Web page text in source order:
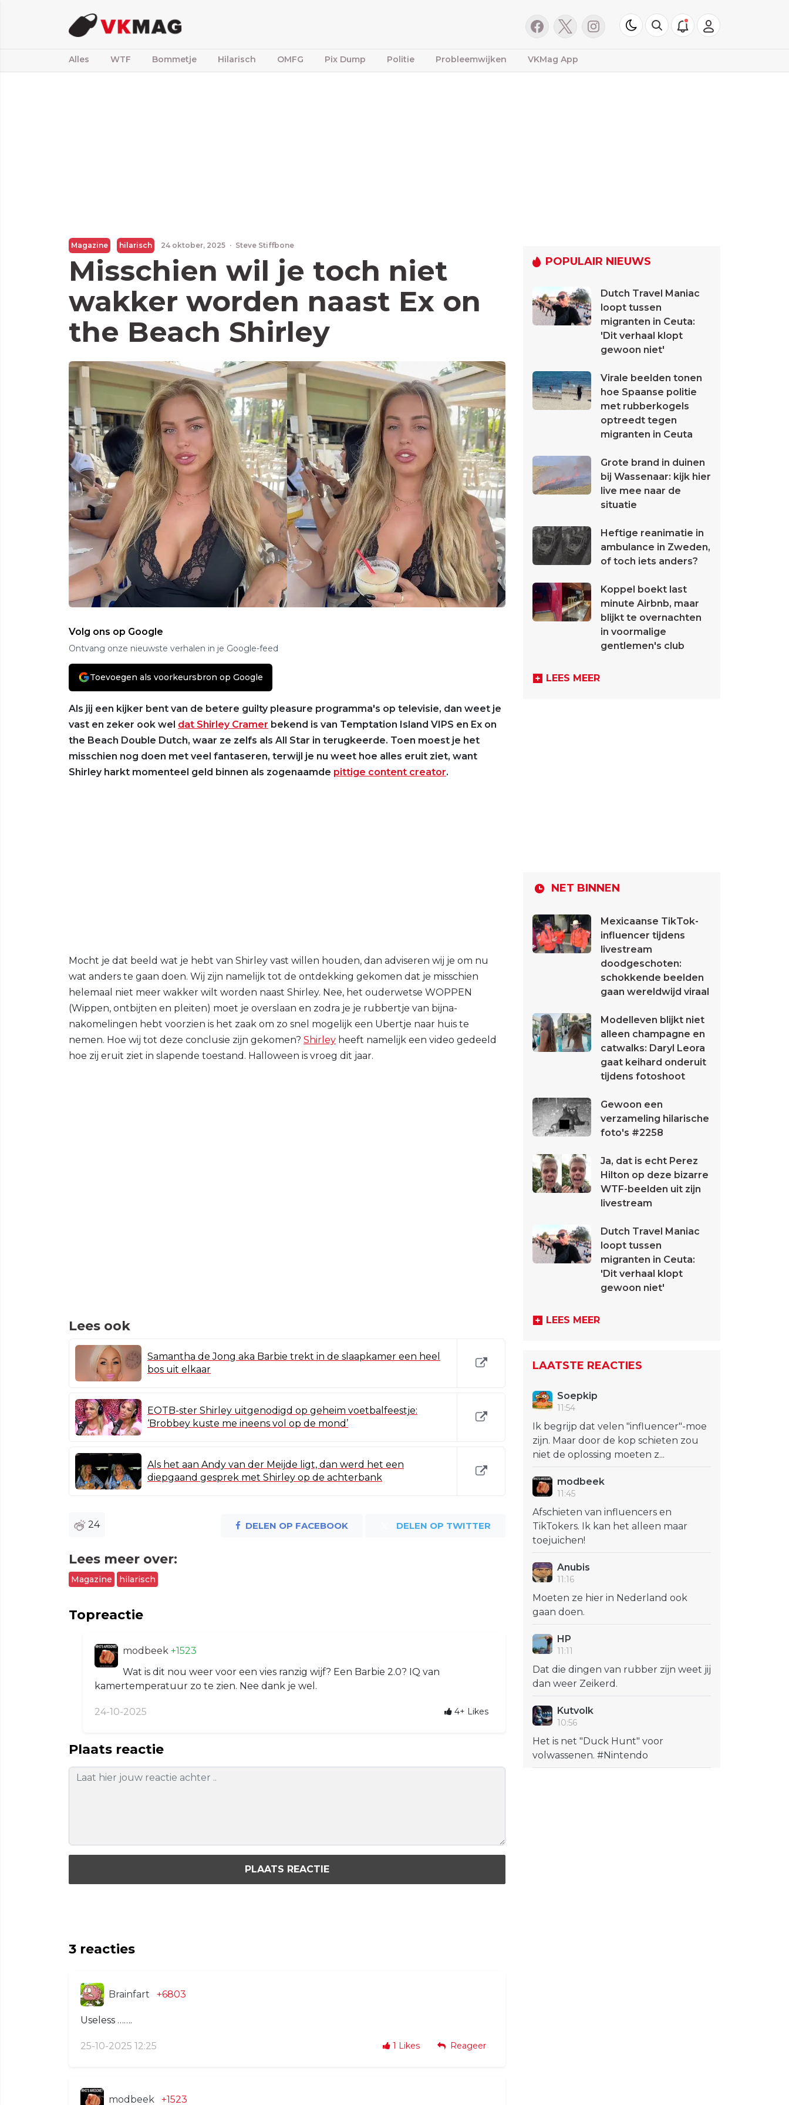
Alles WTF Bommetje Hilarisch OMFG Pix Dump Politie Probleemwijken VKMag App
Magazine hilarisch 24 oktober, 2025 · Steve Stiffbone
Misschien wil je toch niet
wakker worden naast Ex on
the Beach Shirley
Volg ons op Google
Ontvang onze nieuwste verhalen in je Google-feed
Toevoegen als voorkeursbron op Google
Als jij een kijker bent van de betere guilty pleasure programma's op televisie, dan weet je
vast en zeker ook wel dat Shirley Cramer bekend is van Temptation Island VIPS en Ex on
the Beach Double Dutch, waar ze zelfs als All Star in terugkeerde. Toen moest je het
misschien nog doen met veel fantaseren, terwijl je nu weet hoe alles eruit ziet, want
Shirley harkt momenteel geld binnen als zogenaamde pittige content creator.
Mocht je dat beeld wat je hebt van Shirley vast willen houden, dan adviseren wij je om nu
wat anders te gaan doen. Wij zijn namelijk tot de ontdekking gekomen dat je misschien
helemaal niet meer wakker wilt worden naast Shirley. Nee, het ouderwetse WOPPEN
(Wippen, ontbijten en pleiten) moet je overslaan en zodra je je rubbertje van bijna-
nakomelingen hebt voorzien is het zaak om zo snel mogelijk een Ubertje naar huis te
nemen. Hoe wij tot deze conclusie zijn gekomen? Shirley heeft namelijk een video gedeeld
hoe zij eruit ziet in slapende toestand. Halloween is vroeg dit jaar.
Lees ook
Samantha de Jong aka Barbie trekt in de slaapkamer een heel
bos uit elkaar
EOTB-ster Shirley uitgenodigd op geheim voetbalfeestje:
‘Brobbey kuste me ineens vol op de mond’
Als het aan Andy van der Meijde ligt, dan werd het een
diepgaand gesprek met Shirley op de achterbank
24 DELEN OP FACEBOOK DELEN OP TWITTER
Lees meer over:
Magazine hilarisch
Topreactie
modbeek +1523
Wat is dit nou weer voor een vies ranzig wijf? Een Barbie 2.0? IQ van
kamertemperatuur zo te zien. Nee dank je wel.
24-10-2025 4+ Likes
Plaats reactie
PLAATS REACTIE
3 reacties
Brainfart +6803
Useless …….
25-10-2025 12:25 1 Likes Reageer
modbeek +1523
POPULAIR NIEUWS
Dutch Travel Maniac
loopt tussen
migranten in Ceuta:
'Dit verhaal klopt
gewoon niet'
Virale beelden tonen
hoe Spaanse politie
met rubberkogels
optreedt tegen
migranten in Ceuta
Grote brand in duinen
bij Wassenaar: kijk hier
live mee naar de
situatie
Heftige reanimatie in
ambulance in Zweden,
of toch iets anders?
Koppel boekt last
minute Airbnb, maar
blijkt te overnachten
in voormalige
gentlemen's club
LEES MEER
NET BINNEN
Mexicaanse TikTok-
influencer tijdens
livestream
doodgeschoten:
schokkende beelden
gaan wereldwijd viraal
Modelleven blijkt niet
alleen champagne en
catwalks: Daryl Leora
gaat keihard onderuit
tijdens fotoshoot
Gewoon een
verzameling hilarische
foto's #2258
Ja, dat is echt Perez
Hilton op deze bizarre
WTF-beelden uit zijn
livestream
Dutch Travel Maniac
loopt tussen
migranten in Ceuta:
'Dit verhaal klopt
gewoon niet'
LEES MEER
LAATSTE REACTIES
Soepkip
11:54
Ik begrijp dat velen "influencer"-moe
zijn. Maar door de kop schieten zou
niet de oplossing moeten z...
modbeek
11:45
Afschieten van influencers en
TikTokers. Ik kan het alleen maar
toejuichen!
Anubis
11:16
Moeten ze hier in Nederland ook
gaan doen.
HP
11:11
Dat die dingen van rubber zijn weet jij
dan weer Zeikerd.
Kutvolk
10:56
Het is net "Duck Hunt" voor
volwassenen. #Nintendo